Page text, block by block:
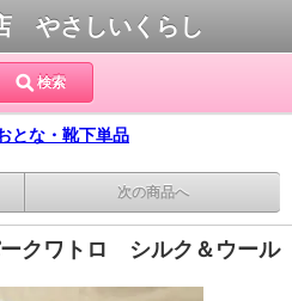
やさしいくらし
検索
とな・靴下単品
次の商品へ
ークワトロ シルク＆ウール